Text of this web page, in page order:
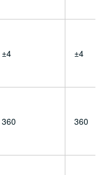
±4 ±4
360 360